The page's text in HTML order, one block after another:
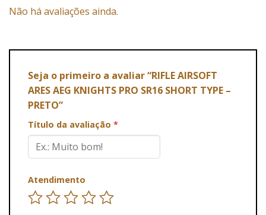
Não há avaliações ainda.
Seja o primeiro a avaliar “RIFLE AIRSOFT
ARES AEG KNIGHTS PRO SR16 SHORT TYPE –
PRETO”
Título da avaliação *
Atendimento